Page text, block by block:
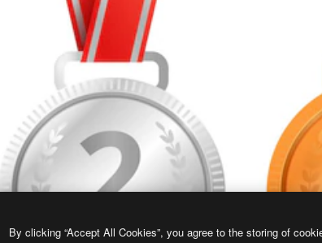
By clicking “Accept All Cookies”, you agree to the storing of